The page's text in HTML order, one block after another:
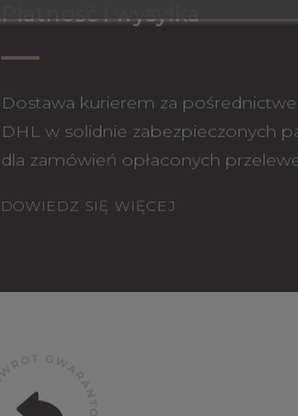
Płatność i wysyłka
Dostawa kurierem za
DHL w solidnie zabezpieczonych
dla zamówień opłaconych
DOWIEDZ SIĘ WIĘCEJ